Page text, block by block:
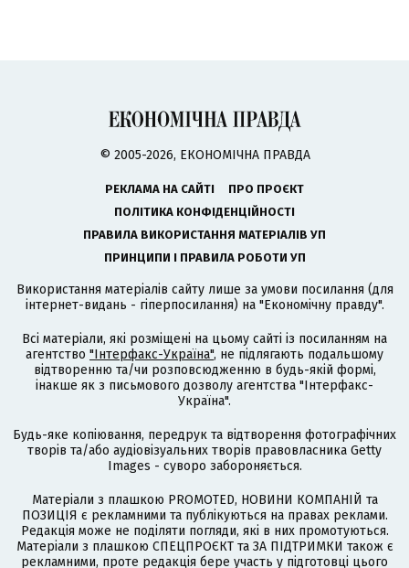
© 2005-2026, ЕКОНОМІЧНА ПРАВДА
РЕКЛАМА НА САЙТІ
ПРО ПРОЄКТ
ПОЛІТИКА КОНФІДЕНЦІЙНОСТІ
ПРАВИЛА ВИКОРИСТАННЯ МАТЕРІАЛІВ УП
ПРИНЦИПИ І ПРАВИЛА РОБОТИ УП
Використання матеріалів сайту лише за умови посилання (для
інтернет-видань - гіперпосилання) на "Економічну правду".
Всі матеріали, які розміщені на цьому сайті із посиланням на
агентство "Інтерфакс-Україна", не підлягають подальшому
відтворенню та/чи розповсюдженню в будь-якій формі,
інакше як з письмового дозволу агентства "Інтерфакс-
Україна".
Будь-яке копіювання, передрук та відтворення фотографічних
творів та/або аудіовізуальних творів правовласника Getty
Images - суворо забороняється.
Матеріали з плашкою PROMOTED, НОВИНИ КОМПАНІЙ та
ПОЗИЦІЯ є рекламними та публікуються на правах реклами.
Редакція може не поділяти погляди, які в них промотуються.
Матеріали з плашкою СПЕЦПРОЄКТ та ЗА ПІДТРИМКИ також є
рекламними, проте редакція бере участь у підготовці цього